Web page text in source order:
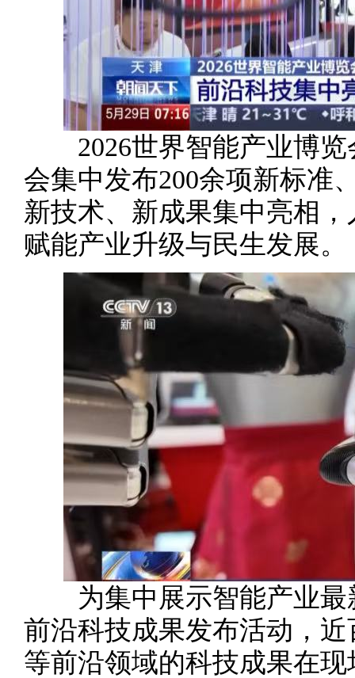
2026世界智能产业博览
会集中发布200余项新标准
新技术、新成果集中亮相
赋能产业升级与民生发展。
为集中展示智能产业最
前沿科技成果发布活动，
等前沿领域的科技成果在